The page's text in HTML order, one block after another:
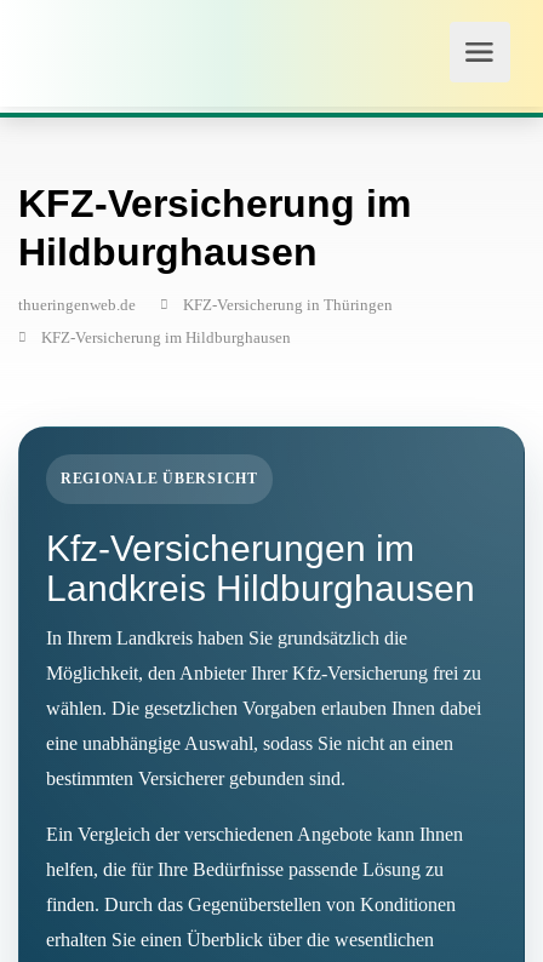
KFZ-Versicherung im
Hildburghausen
thueringenweb.de
KFZ-Versicherung in Thüringen
KFZ-Versicherung im Hildburghausen
REGIONALE ÜBERSICHT
Kfz-Versicherungen im
Landkreis Hildburghausen
In Ihrem Landkreis haben Sie grundsätzlich die
Möglichkeit, den Anbieter Ihrer Kfz-Versicherung frei zu
wählen. Die gesetzlichen Vorgaben erlauben Ihnen dabei
eine unabhängige Auswahl, sodass Sie nicht an einen
bestimmten Versicherer gebunden sind.
Ein Vergleich der verschiedenen Angebote kann Ihnen
helfen, die für Ihre Bedürfnisse passende Lösung zu
finden. Durch das Gegenüberstellen von Konditionen
erhalten Sie einen Überblick über die wesentlichen